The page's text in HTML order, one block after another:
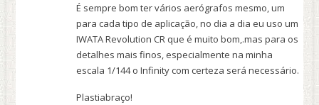
É sempre bom ter vários aerógrafos mesmo, um
para cada tipo de aplicação, no dia a dia eu uso um
IWATA Revolution CR que é muito bom,.mas para os
detalhes mais finos, especialmente na minha
escala 1/144 o Infinity com certeza será necessário.
Plastiabraço!